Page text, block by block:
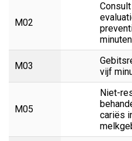
M02
minuten
M03
vijf
M05
Niet-
cariës